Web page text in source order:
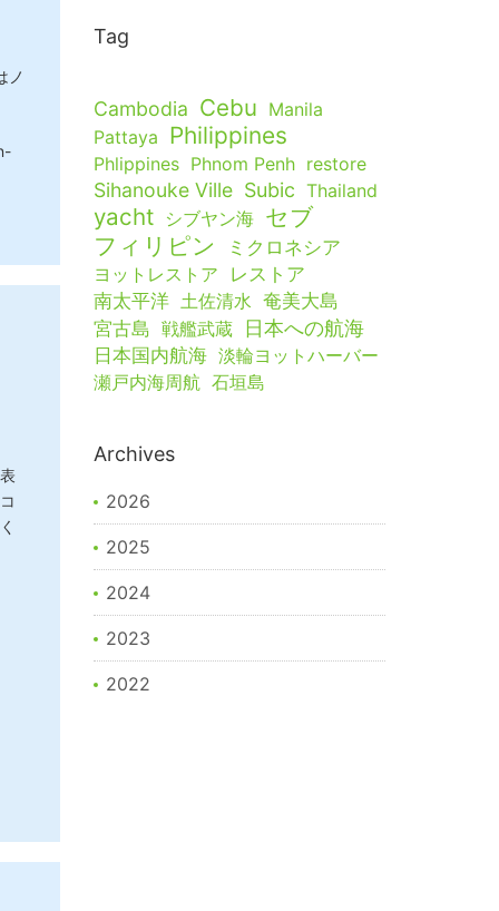
ノ
Tag
Cambodia Cebu Manila
Pattaya Philippines
Phlippines Phnom Penh restore
Sihanouke Ville Subic Thailand
yacht シブヤン海 セブ
フィリピン
ミクロネシア
ヨットレストア
レストア
南太平洋 土佐清水 奄美大島
宮古島 戦艦武蔵 日本への航海
日本国内航海 淡輪ヨットハーバー
瀬戸内海周航 石垣島
Archives
2026
2025
2024
2023
2022